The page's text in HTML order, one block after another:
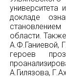
докладе
области.
А.Ф.Ганиевой,
героев
А.Гилязова,